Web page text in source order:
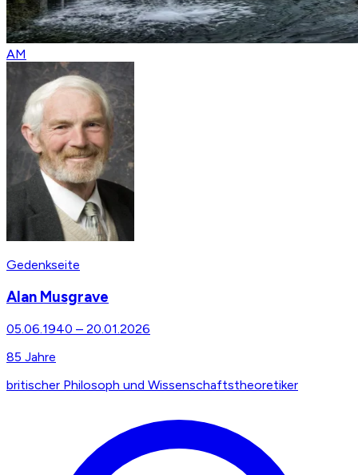
AM
Gedenkseite
Alan Musgrave
05.06.1940 – 20.01.2026
85 Jahre
britischer Philosoph und Wissenschaftstheoretiker